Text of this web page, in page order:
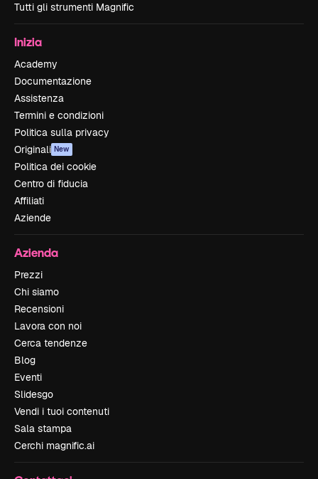
Tutti gli strumenti Magnific
Inizia
Academy
Documentazione
Assistenza
Termini e condizioni
Politica sulla privacy
Originali New
Politica dei cookie
Centro di fiducia
Affiliati
Aziende
Azienda
Prezzi
Chi siamo
Recensioni
Lavora con noi
Cerca tendenze
Blog
Eventi
Slidesgo
Vendi i tuoi contenuti
Sala stampa
Cerchi magnific.ai